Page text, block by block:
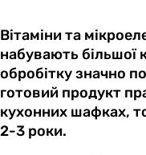
Вітаміни та
набувають більшої
обробітку значно
готовий продукт
кухонних шафках,
2-3 роки.